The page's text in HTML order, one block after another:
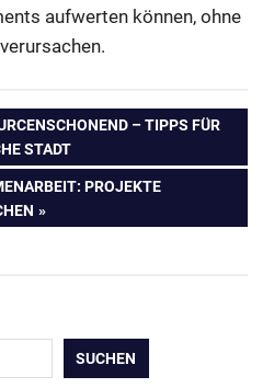
aufwerten können, ohne
– TIPPS FÜR
STADT
PROJEKTE
SUCHEN